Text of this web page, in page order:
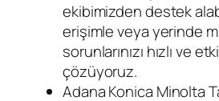
ekibimizden destek
erişimle veya yerinde
sorunlarınızı hızlı ve
çözüyoruz.
Adana Konica Minolta